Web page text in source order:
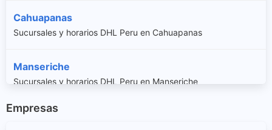
Cahuapanas
Sucursales y horarios DHL Peru en Cahuapanas
Manseriche
Sucursales y horarios DHL Peru en Manseriche
Morona
Empresas